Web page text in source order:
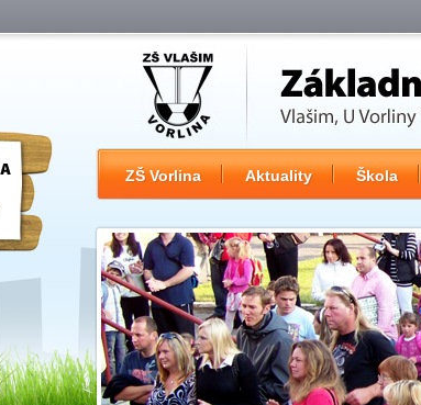
ZŠ Vorlina Aktuality Škola